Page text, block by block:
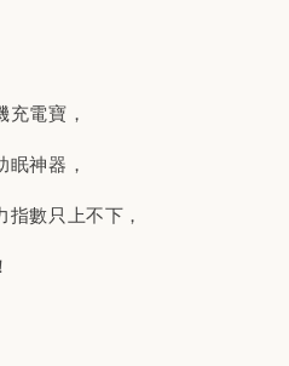
充電寶，
神器，
數只上不下，